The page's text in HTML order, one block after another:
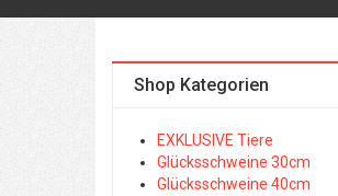
Shop Kategorien
EXKLUSIVE Tiere
Glücksschweine 30cm
Glücksschweine 40cm